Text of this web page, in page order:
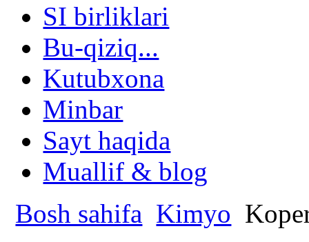
SI birliklari
Bu-qiziq...
Kutubxona
Minbar
Sayt haqida
Muallif & blog
Bosh sahifa Kimyo